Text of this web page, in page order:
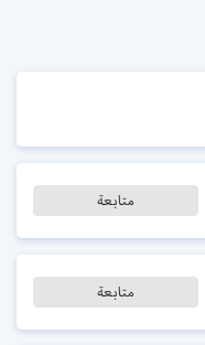
متابعة
متابعة